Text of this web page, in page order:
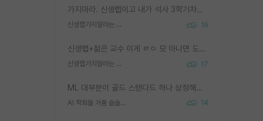
가지마라. 신생랩이고 내가 석사 3학기차인데 최고참인데 나도 아무것도 모르는데 교수가 후배들 왜 논문 교육 안시키냐. 논문 왜 안 써오냐 닦달한다
신생랩가지말라는 이유가 있었구나 19
신생랩+젊은 교수 이게 ㄹㅇ 모 아니면 도인듯.
신생랩가지말라는 이유가 있었구나 17
ML 대부분이 골드 스탠다드 하나 상정해놓고 (벤치마크 데이터셋이 여러 개면 여러 개 상정) 그거 얼마나 잘 맞추나 싸움임 가끔 번뜩이는 설계 철학을 보여주는 논문들도 있지만 대부분 그거 성적 얼마나 더 올리느라에 혈안이 되어 있는 측면이 잇음
AI 학회들 거품 슬슬 지적이 나오네요 14